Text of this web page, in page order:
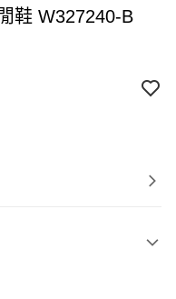
鞋 W327240-B